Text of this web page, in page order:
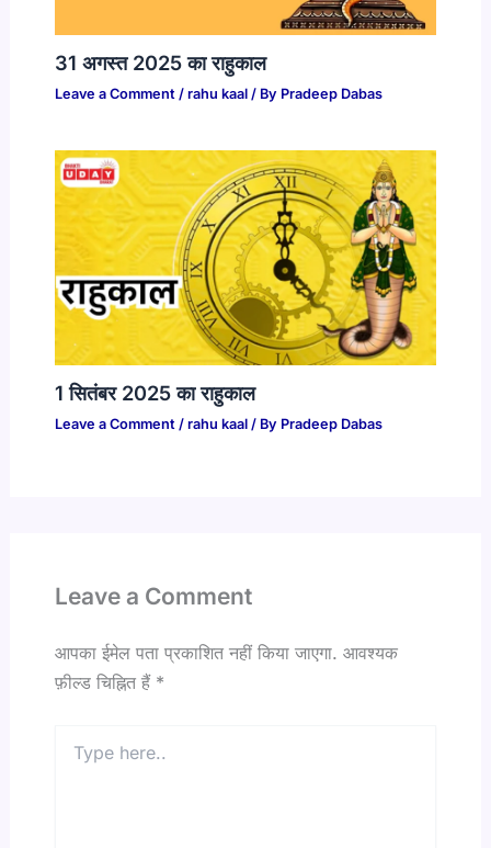
31 अगस्त 2025 का राहुकाल
Leave a Comment / rahu kaal/ By Pradeep Dabas
1 सितंबर 2025 का राहुकाल
Leave a Comment / rahu kaal/ By Pradeep Dabas
Leave a Comment
आपका ईमेल पता प्रकाशित नहीं किया जाएगा. आवश्यक
फ़ील्ड चिह्नित हैं *
here..